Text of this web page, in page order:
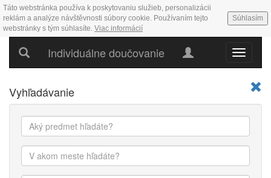
Táto webstránka používa k poskytovaniu služieb, personalizácii
reklám a analýze návštěvnosti súbory cookie. Používaním tejto
webstránky s tým súhlasíte. Viac informácií
Súhlasím
Hlavné
menu
Individuálne doučovanie
Vyhľadávanie